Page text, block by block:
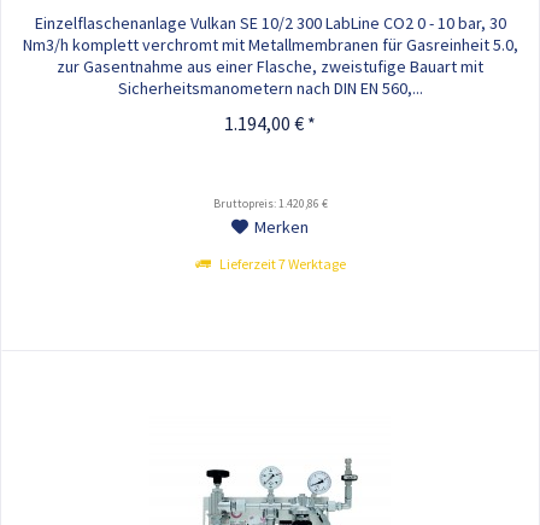
Einzelflaschenanlage Vulkan SE 10/2 300 LabLine CO2 0 - 10 bar, 30
Nm3/h komplett verchromt mit Metallmembranen für Gasreinheit 5.0,
zur Gasentnahme aus einer Flasche, zweistufige Bauart mit
Sicherheitsmanometern nach DIN EN 560,...
1.194,00 € *
Bruttopreis: 1.420,86 €
Merken
Lieferzeit 7 Werktage